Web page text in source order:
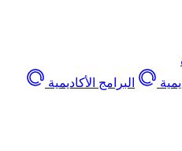
البرامج الأكاديمية